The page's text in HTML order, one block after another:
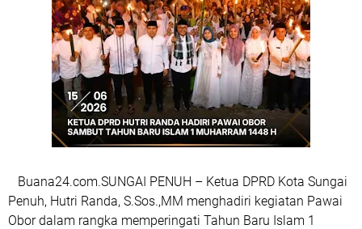
Buana24.com.SUNGAI PENUH – Ketua DPRD Kota Sungai
Penuh, Hutri Randa, S.Sos.,MM menghadiri kegiatan Pawai
Obor dalam rangka memperingati Tahun Baru Islam 1